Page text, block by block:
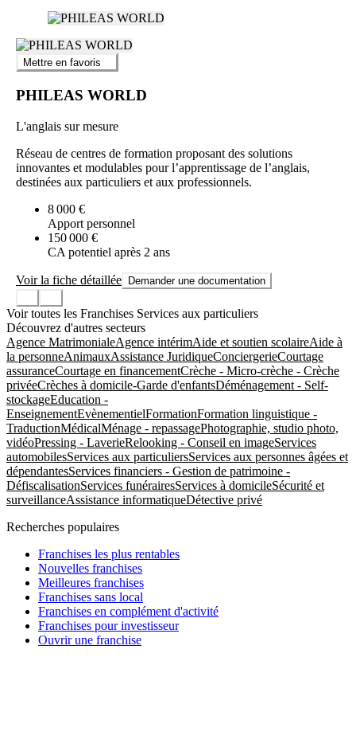
Mettre en favoris
PHILEAS WORLD
L'anglais sur mesure
Réseau de centres de formation proposant des solutions
innovantes et modulables pour l’apprentissage de l’anglais,
destinées aux particuliers et aux professionnels.
8 000 €
Apport personnel
150 000 €
CA potentiel après 2 ans
Voir la fiche détaillée Demander une documentation
Voir toutes les Franchises Services aux particuliers
Découvrez d'autres secteurs
Agence MatrimonialeAgence intérimAide et soutien scolaireAide à
la personneAnimauxAssistance JuridiqueConciergerieCourtage
assuranceCourtage en financementCrèche - Micro-crèche - Crèche
privéeCrèches à domicile-Garde d'enfantsDéménagement - Self-
stockageEducation -
EnseignementEvènementielFormationFormation linguistique -
TraductionMédicalMénage - repassagePhotographie, studio photo,
vidéoPressing - LaverieRelooking - Conseil en imageServices
automobilesServices aux particuliersServices aux personnes âgées et
dépendantesServices financiers - Gestion de patrimoine -
DéfiscalisationServices funérairesServices à domicileSécurité et
surveillanceAssistance informatiqueDétective privé
Recherches populaires
Franchises les plus rentables
Nouvelles franchises
Meilleures franchises
Franchises sans local
Franchises en complément d'activité
Franchises pour investisseur
Ouvrir une franchise